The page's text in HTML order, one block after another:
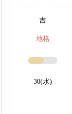
吉
地格
30(水)